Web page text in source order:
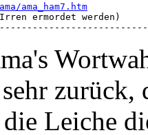
ama_ham7.htm
ermordet werden)
Leiche